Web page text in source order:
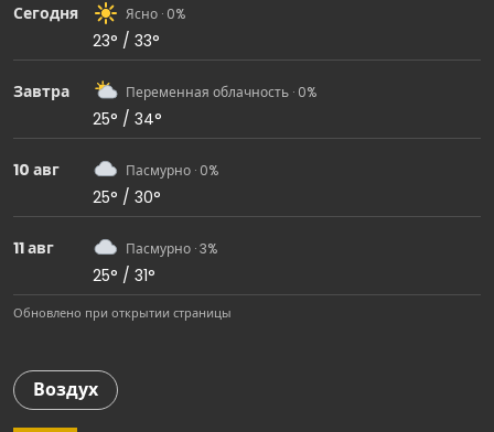
Сегодня Ясно · 0%
23° / 33°
Завтра Переменная облачность · 0%
25° / 34°
10 авг Пасмурно · 0%
25° / 30°
11 авг Пасмурно · 3%
25° / 31°
Обновлено при открытии страницы
Воздух